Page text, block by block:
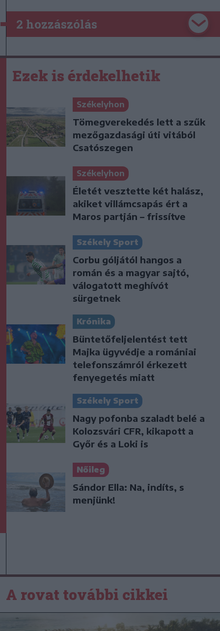
2 hozzászólás
Ezek is érdekelhetik
Székelyhon
Tömegverekedés lett a szűk
mezőgazdasági úti vitából
Csatószegen
Székelyhon
Életét vesztette két halász,
akiket villámcsapás ért a
Maros partján – frissítve
Székely Sport
Corbu góljától hangos a
román és a magyar sajtó,
válogatott meghívót
sürgetnek
Krónika
Büntetőfeljelentést tett
Majka ügyvédje a romániai
telefonszámról érkezett
fenyegetés miatt
Székely Sport
Nagy pofonba szaladt belé a
Kolozsvári CFR, kikapott a
Győr és a Loki is
Nőileg
Sándor Ella: Na, indíts, s
menjünk!
A rovat további cikkei